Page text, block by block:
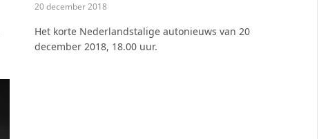
20 december 2018
Het korte Nederlandstalige autonieuws van 20
december 2018, 18.00 uur.